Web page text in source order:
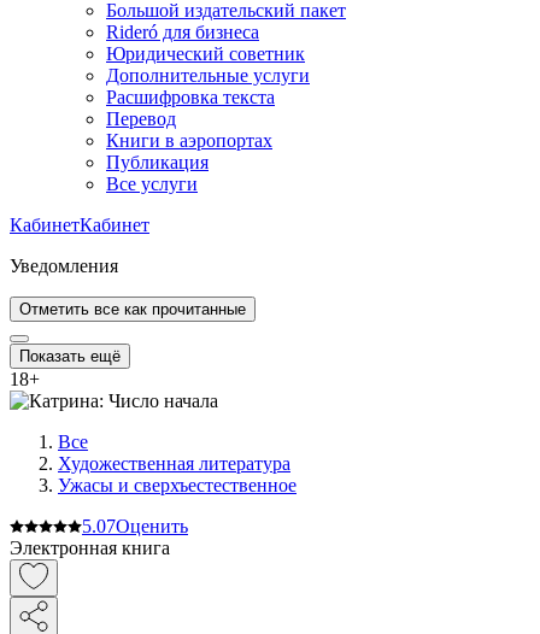
Большой издательский пакет
Rideró для бизнеса
Юридический советник
Дополнительные услуги
Расшифровка текста
Перевод
Книги в аэропортах
Публикация
Все услуги
КабинетКабинет
Уведомления
Отметить все как прочитанные
Показать ещё
18+
Все
Художественная литература
Ужасы и сверхъестественное
5.07Оценить
Электронная книга